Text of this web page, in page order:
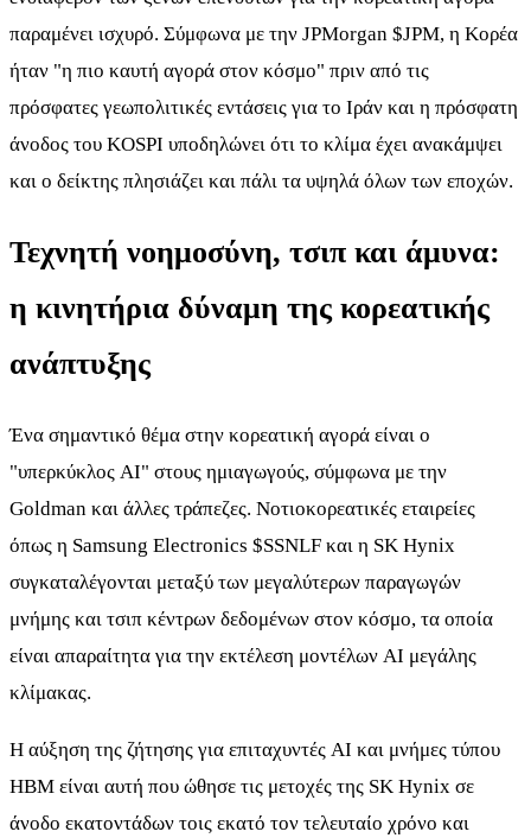
παραμένει ισχυρό. Σύμφωνα με την JPMorgan $JPM, η Κορέα
ήταν "η πιο καυτή αγορά στον κόσμο" πριν από τις
πρόσφατες γεωπολιτικές εντάσεις για το Ιράν και η πρόσφατη
άνοδος του KOSPI υποδηλώνει ότι το κλίμα έχει ανακάμψει
και ο δείκτης πλησιάζει και πάλι τα υψηλά όλων των εποχών.
Τεχνητή νοημοσύνη, τσιπ και άμυνα:
η κινητήρια δύναμη της κορεατικής
ανάπτυξης
Ένα σημαντικό θέμα στην κορεατική αγορά είναι ο
"υπερκύκλος AI" στους ημιαγωγούς, σύμφωνα με την
Goldman και άλλες τράπεζες. Νοτιοκορεατικές εταιρείες
όπως η Samsung Electronics $SSNLF και η SK Hynix
συγκαταλέγονται μεταξύ των μεγαλύτερων παραγωγών
μνήμης και τσιπ κέντρων δεδομένων στον κόσμο, τα οποία
είναι απαραίτητα για την εκτέλεση μοντέλων AI μεγάλης
κλίμακας.
Η αύξηση της ζήτησης για επιταχυντές AI και μνήμες τύπου
HBM είναι αυτή που ώθησε τις μετοχές της SK Hynix σε
άνοδο εκατοντάδων τοις εκατό τον τελευταίο χρόνο και